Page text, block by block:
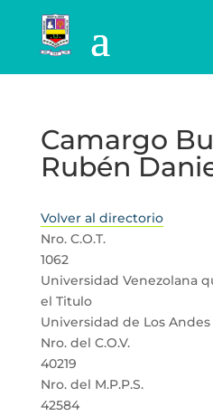
Camargo
Rubén
Volver al directorio
Nro. C.O.T.
1062
Universidad Venezolana
el Titulo
Universidad de Los Andes
Nro. del C.O.V.
40219
Nro. del M.P.P.S.
42584